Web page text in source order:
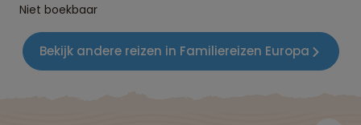
Niet boekbaar
Bekijk andere reizen in Familiereizen Europa